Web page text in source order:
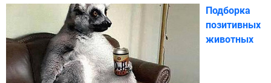
Подборка
позитивных
животных